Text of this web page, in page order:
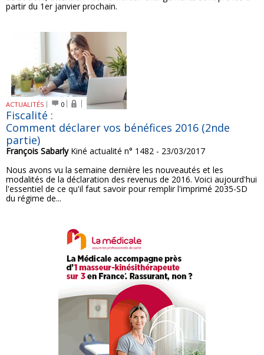
partir du 1er janvier prochain.
ACTUALITÉS 0
Fiscalité :
Comment déclarer vos bénéfices 2016 (2nde
partie)
François SabarlyKiné actualité n° 1482 - 23/03/2017
Nous avons vu la semaine dernière les nouveautés et les
modalités de la déclaration des revenus de 2016. Voici aujourd'hui
l'essentiel de ce qu'il faut savoir pour remplir l'imprimé 2035-SD
du régime de...